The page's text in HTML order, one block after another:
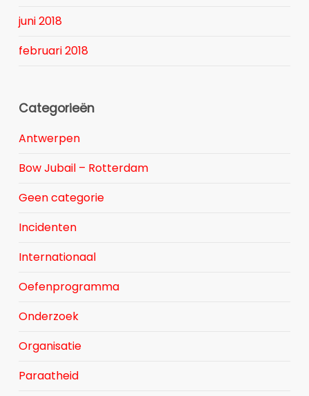
juni 2018
februari 2018
Categorieën
Antwerpen
Bow Jubail – Rotterdam
Geen categorie
Incidenten
Internationaal
Oefenprogramma
Onderzoek
Organisatie
Paraatheid